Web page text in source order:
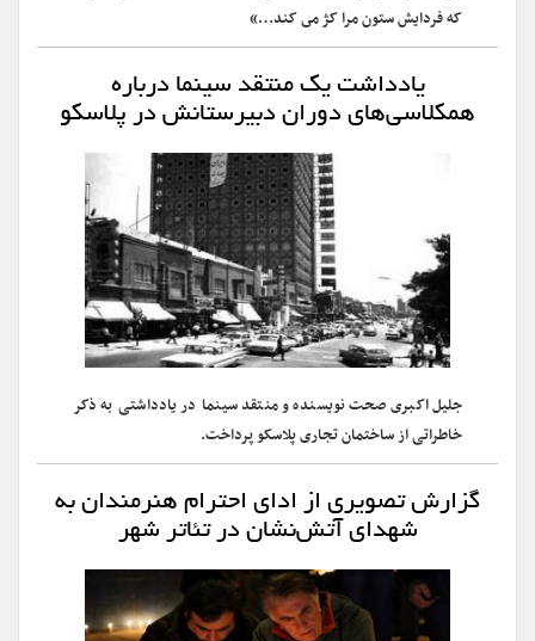
که فردایش ستون مرا کژ مى کند…»
یادداشت یک منتقد سینما درباره
همکلاسی‌های دوران دبیرستانش در پلاسکو
جلیل اکبری صحت نویسنده و منتقد سینما در یادداشتی به ذکر
خاطراتی از ساختمان تجاری پلاسکو پرداخت.
گزارش تصویری از ادای احترام هنرمندان به
شهدای آتش‌نشان در تئاتر شهر